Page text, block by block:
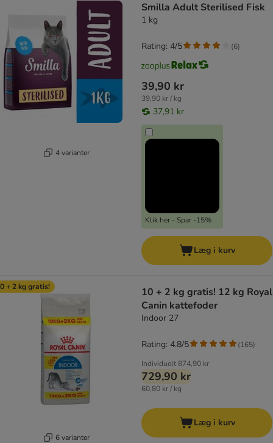
4 varianter
Smilla Adult Sterilised Fisk
1 kg
39,90 kr
39,90 kr / kg
37,91 kr
Klik her - Spar -15%
Rating: 4/5 (6)
Læg i kurv
+ 2 kg gratis!
6 varianter
10 + 2 kg gratis! 12 kg Royal
Canin kattefoder
Indoor 27
Individuelt874,90 kr
729,90 kr
60,80 kr / kg
Rating: 4.8/5 (165)
Læg i kurv